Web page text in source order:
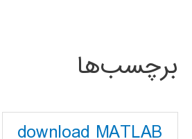
برچسب‌ها
download MATLAB